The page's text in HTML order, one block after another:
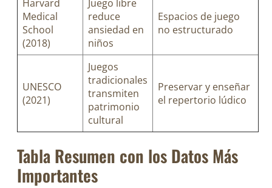
Harvard
Medical
School
(2018)
Juego libre
reduce
ansiedad en
niños
Espacios de juego
no estructurado
UNESCO
(2021)
Juegos
tradicionales
transmiten
patrimonio
cultural
Preservar y enseñar
el repertorio lúdico
Tabla Resumen con los Datos Más
Importantes